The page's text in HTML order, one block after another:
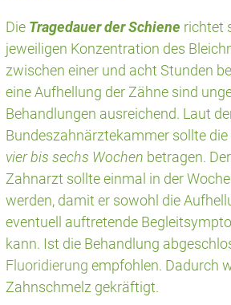
Die Tragedauer der Schiene richtet
jeweiligen Konzentration des
zwischen einer und acht Stunden
eine Aufhellung der Zähne sind
Behandlungen ausreichend. Laut
Bundeszahnärztekammer sollte die
vier bis sechs Wochen betragen.
Zahnarzt sollte einmal in der
werden, damit er sowohl die
eventuell auftretende
kann. Ist die Behandlung
Fluoridierung empfohlen. Dadurch
Zahnschmelz gekräftigt.